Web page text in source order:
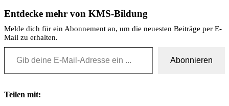
Entdecke mehr von KMS-Bildung
Melde dich für ein Abonnement an, um die neuesten Beiträge per E-
Mail zu erhalten.
Gib deine E-Mail-Adresse ein ...
Abonnieren
Teilen mit: